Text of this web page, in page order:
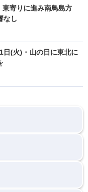
寄りに進み南鳥島方
なし
日(火)・山の日に東北に